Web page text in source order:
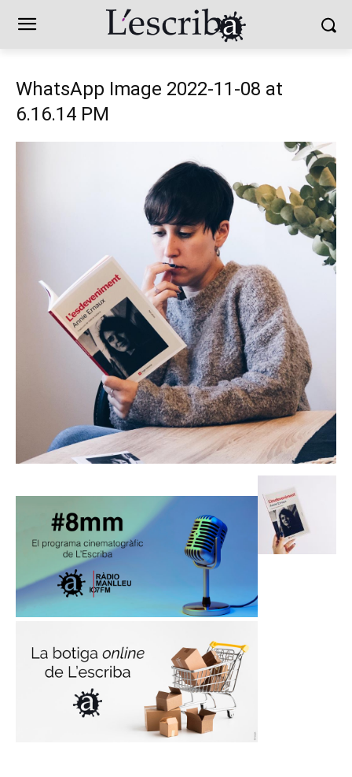
WhatsApp Image 2022-11-08 at
6.16.14 PM